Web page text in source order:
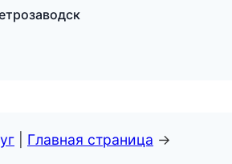
Главная страница →